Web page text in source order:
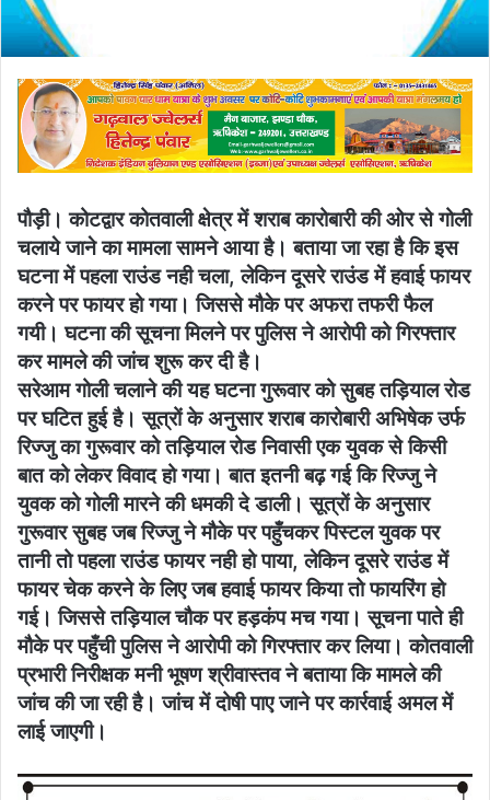
पौड़ी। कोटद्वार कोतवाली क्षेत्र में शराब कारोबारी की ओर से गोली
चलाये जाने का मामला सामने आया है। बताया जा रहा है कि इस
घटना में पहला राउंड नही चला, लेकिन दूसरे राउंड में हवाई फायर
करने पर फायर हो गया। जिससे मौके पर अफरा तफरी फैल
गयी। घटना की सूचना मिलने पर पुलिस ने आरोपी को गिरफ्तार
कर मामले की जांच शुरू कर दी है।
सरेआम गोली चलाने की यह घटना गुरूवार को सुबह तड़ियाल रोड
पर घटित हुई है। सूत्रों के अनुसार शराब कारोबारी अभिषेक उर्फ
रिज्जु का गुरूवार को तड़ियाल रोड निवासी एक युवक से किसी
बात को लेकर विवाद हो गया। बात इतनी बढ़ गई कि रिज्जु ने
युवक को गोली मारने की धमकी दे डाली। सूत्रों के अनुसार
गुरूवार सुबह जब रिज्जु ने मौके पर पहुँचकर पिस्टल युवक पर
तानी तो पहला राउंड फायर नही हो पाया, लेकिन दूसरे राउंड में
फायर चेक करने के लिए जब हवाई फायर किया तो फायरिंग हो
गई। जिससे तड़ियाल चौक पर हड़कंप मच गया। सूचना पाते ही
मौके पर पहुँची पुलिस ने आरोपी को गिरफ्तार कर लिया। कोतवाली
प्रभारी निरीक्षक मनी भूषण श्रीवास्तव ने बताया कि मामले की
जांच की जा रही है। जांच में दोषी पाए जाने पर कार्रवाई अमल में
लाई जाएगी।